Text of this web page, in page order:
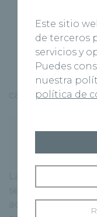
· Alteraciones
· Alteraciones
· Alteraciones
cargue más peso
¿Cómo
de
La prevención
serie de
adecuado y que
Este sitio
de terceros
servicios y
Puedes
nuestra
política de